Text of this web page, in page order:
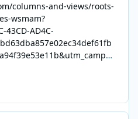
columns-and-views/roots-
wsmam?
43CD-AD4C-